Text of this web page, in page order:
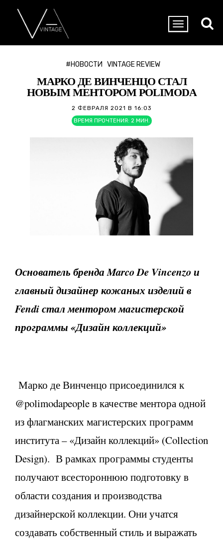
#НОВОСТИ VINTAGE REVIEW
МАРКО ДЕ ВИНЧЕНЦО СТАЛ
НОВЫМ МЕНТОРОМ POLIMODA
2 ФЕВРАЛЯ 2021 В 16:03
ВРЕМЯ ПРОЧТЕНИЯ: 2 МИН.
Основатель бренда Marco De Vincenzo и
главный дизайнер кожаных изделий в
Fendi стал ментором магистерской
программы «Дизайн коллекций»
Марко де Винченцо присоединился к
@polimodapeople в качестве ментора одной
из флагманских магистерских программ
института – «Дизайн коллекций» (Collection
Design). В рамках программы студенты
получают всестороннюю подготовку в
области создания и производства
дизайнерской коллекции. Они учатся
создавать собственный стиль и выражать